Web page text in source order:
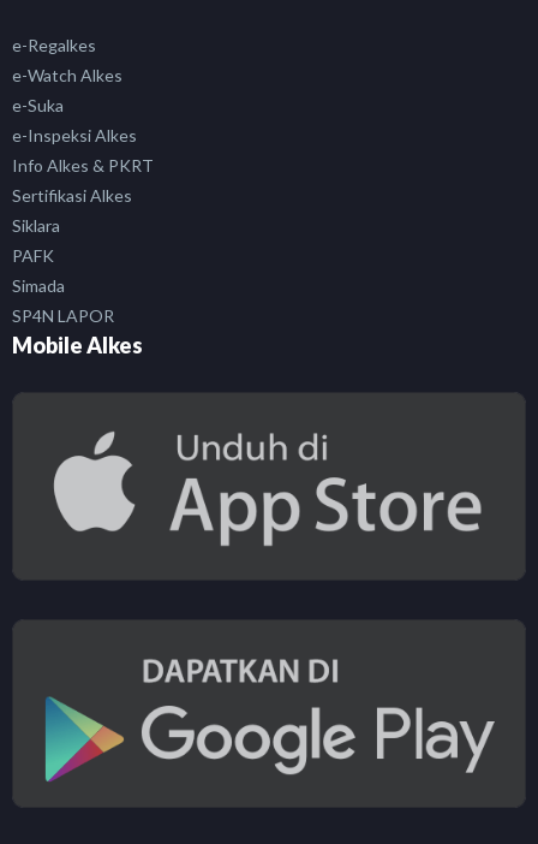
e-Regalkes
e-Watch Alkes
e-Suka
e-Inspeksi Alkes
Info Alkes & PKRT
Sertifikasi Alkes
Siklara
PAFK
Simada
SP4N LAPOR
Mobile Alkes